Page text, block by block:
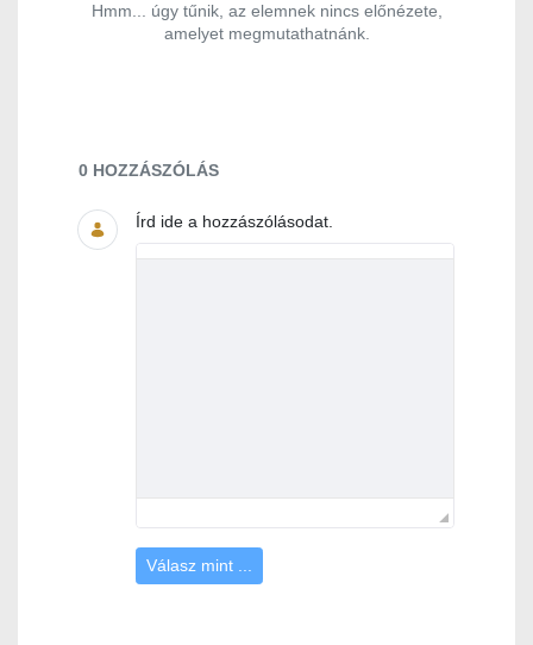
Hmm... úgy tűnik, az elemnek nincs előnézete,
amelyet megmutathatnánk.
Dokumentumok és médiafájlok
0 HOZZÁSZÓLÁS
Írd ide a hozzászólásodat.
Válasz mint ...